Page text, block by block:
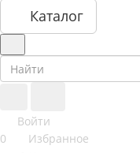
Каталог
Войти
0
Избранное